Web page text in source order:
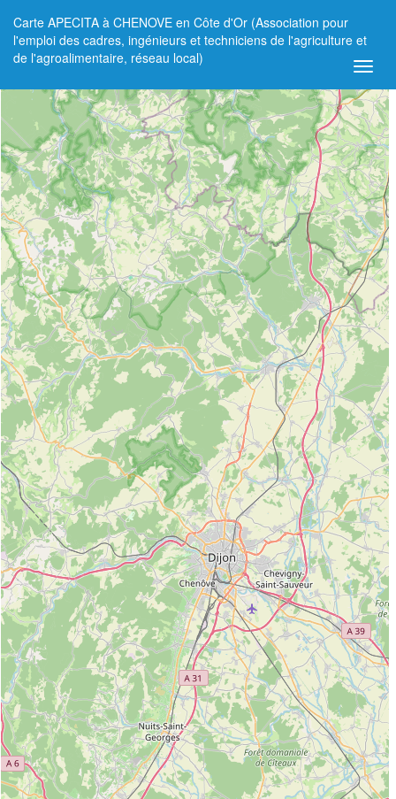
Carte APECITA à CHENOVE en Côte d'Or (Association pour
l'emploi des cadres, ingénieurs et techniciens de l'agriculture et
de l'agroalimentaire, réseau local)
+
−